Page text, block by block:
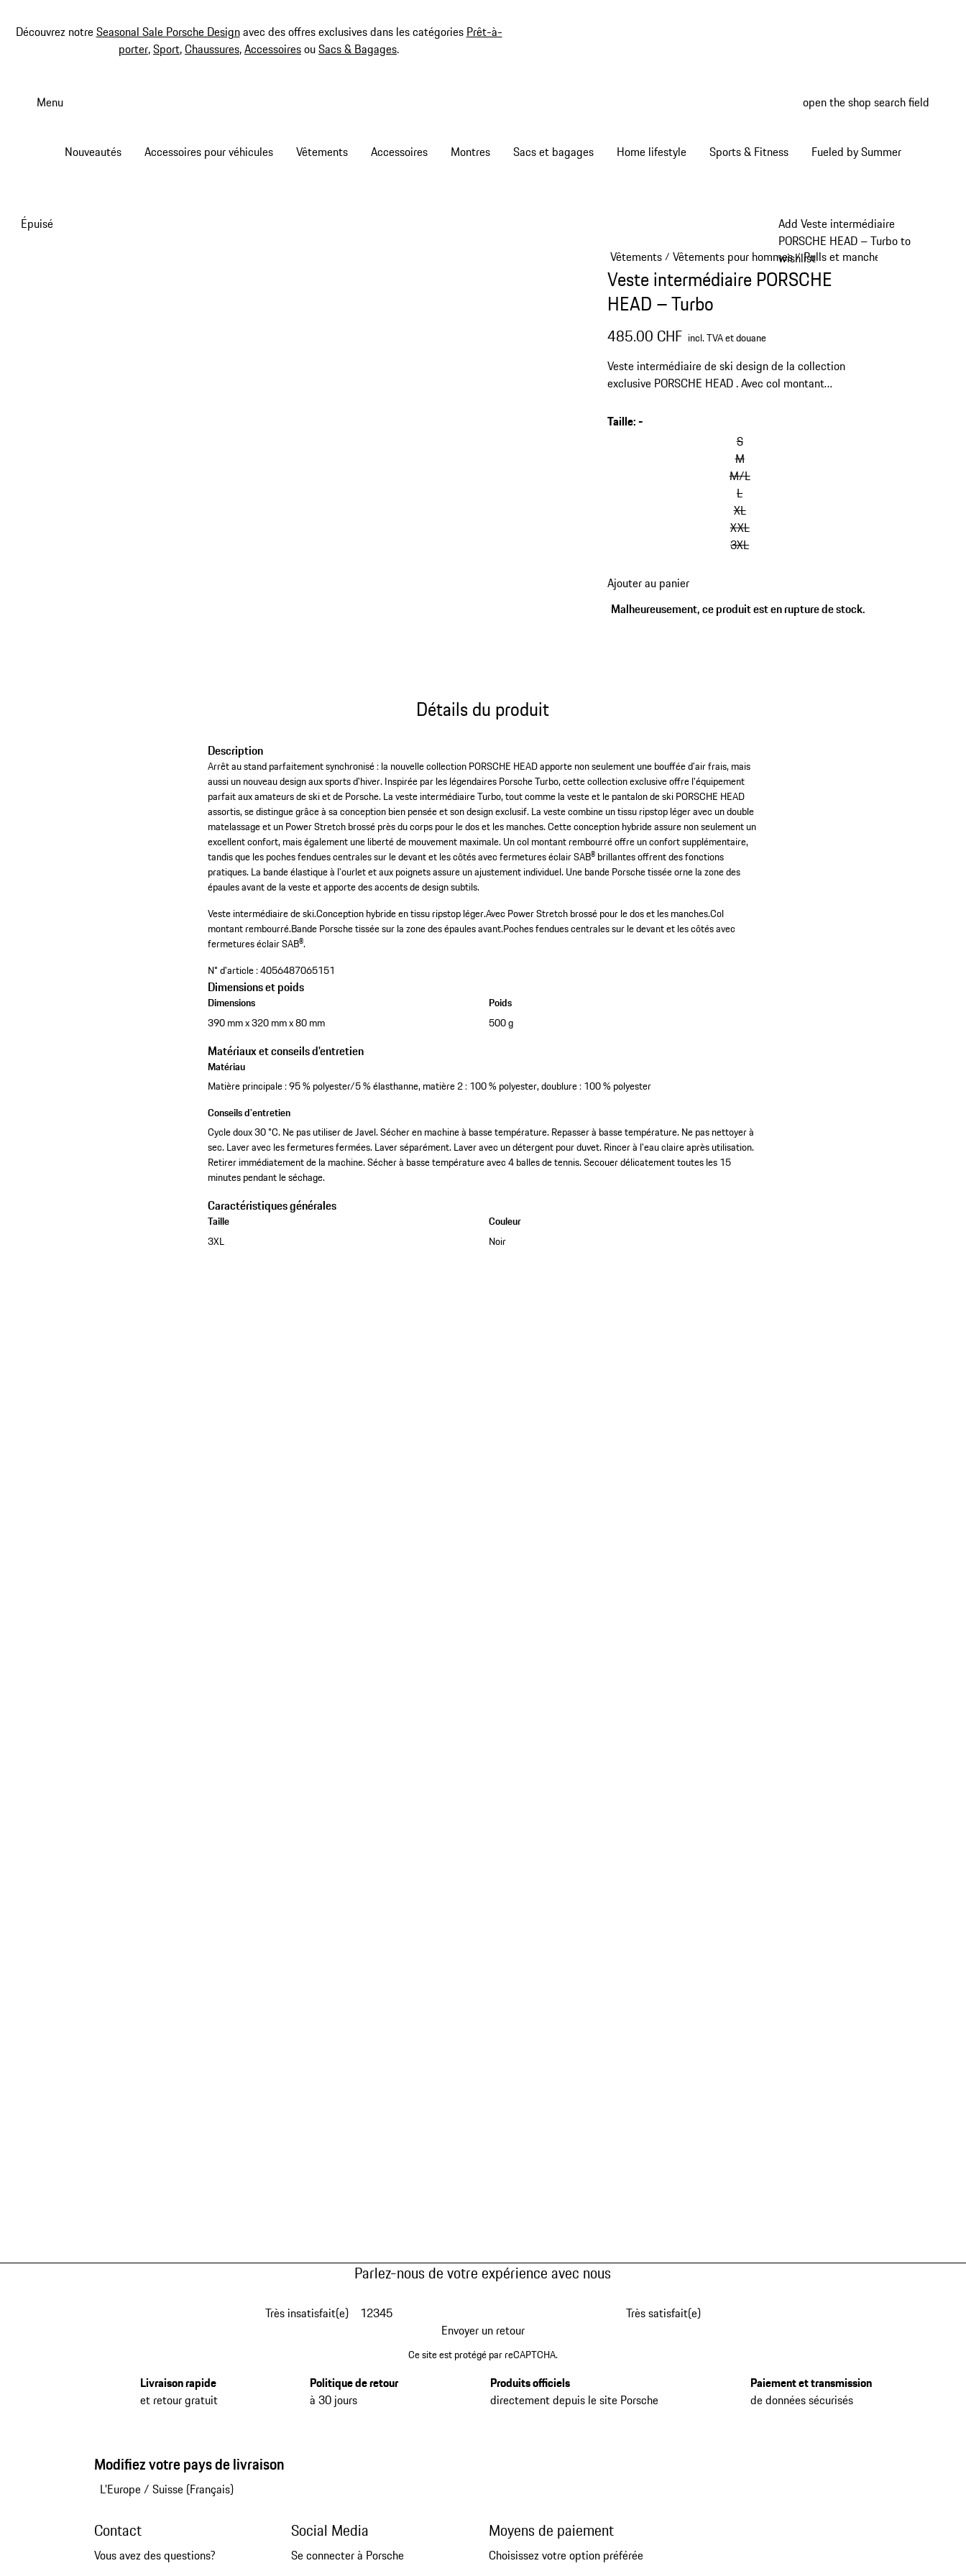
Découvrez notreSeasonal Sale Porsche Designavec des offres exclusives dans les catégories Prêt-à-
porter,Sport,Chaussures,AccessoiresouSacs & Bagages.
Menu open the shop search field
Nouveautés Accessoires pour véhicules Vêtements Accessoires Montres Sacs et bagages Home lifestyle Sports & Fitness Fueled by Summer
Add Veste intermédiaire
PORSCHE HEAD – Turbo to
wishlist
Épuisé
Vêtements/ Vêtements pour hommes/ Pulls et manches longues
Veste intermédiaire PORSCHE
HEAD – Turbo
485.00 CHF incl. TVA et douane
Veste intermédiaire de ski design de la collection
exclusive PORSCHE HEAD . Avec col montant
manches.
Taille:-
S
M
M/L
L
XL
XXL
3XL
aux
variantes
Ajouter au panier
Malheureusement, ce produit est en rupture de stock.
Détails du produit
Description
Arrêt au stand parfaitement synchronisé : la nouvelle collection PORSCHE HEAD apporte non seulement une bouffée d'air frais, mais
aussi un nouveau design aux sports d'hiver. Inspirée par les légendaires Porsche Turbo, cette collection exclusive offre l'équipement
parfait aux amateurs de ski et de Porsche. La veste intermédiaire Turbo, tout comme la veste et le pantalon de ski PORSCHE HEAD
assortis, se distingue grâce à sa conception bien pensée et son design exclusif. La veste combine un tissu ripstop léger avec un double
matelassage et un Power Stretch brossé près du corps pour le dos et les manches. Cette conception hybride assure non seulement un
excellent confort, mais également une liberté de mouvement maximale. Un col montant rembourré offre un confort supplémentaire,
tandis que les poches fendues centrales sur le devant et les côtés avec fermetures éclair SAB® brillantes offrent des fonctions
pratiques. La bande élastique à l'ourlet et aux poignets assure un ajustement individuel. Une bande Porsche tissée orne la zone des
épaules avant de la veste et apporte des accents de design subtils.
Veste intermédiaire de ski.Conception hybride en tissu ripstop léger.Avec Power Stretch brossé pour le dos et les manches.Col
montant rembourré.Bande Porsche tissée sur la zone des épaules avant.Poches fendues centrales sur le devant et les côtés avec
fermetures éclair SAB®.
N° d'article :4056487065151
Dimensions et poids
Dimensions
390 mm x 320 mm x 80 mm
Poids
500 g
Matériaux et conseils d'entretien
Matériau
Matière principale : 95 % polyester/5 % élasthanne, matière 2 : 100 % polyester, doublure : 100 % polyester
Conseils d'entretien
Cycle doux 30 °C. Ne pas utiliser de Javel. Sécher en machine à basse température. Repasser à basse température. Ne pas nettoyer à
sec. Laver avec les fermetures fermées. Laver séparément. Laver avec un détergent pour duvet. Rincer à l'eau claire après utilisation.
Retirer immédiatement de la machine. Sécher à basse température avec 4 balles de tennis. Secouer délicatement toutes les 15
minutes pendant le séchage.
Caractéristiques générales
Taille
3XL
Couleur
Noir
Parlez-nous de votre expérience avec nous
Très insatisfait(e) 12345
Très satisfait(e)
Envoyer un retour
Ce site est protégé par reCAPTCHA.
Livraison rapide
et retour gratuit
Politique de retour
à 30 jours
Produits officiels
directement depuis le site Porsche
Paiement et transmission
de données sécurisés
Modifiez votre pays de livraison
L'Europe/ Suisse (Français)
Contact
Vous avez des questions?
Social Media
Se connecter à Porsche
Moyens de paiement
Choisissez votre option préférée